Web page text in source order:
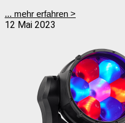
... mehr erfahren >
12 Mai 2023